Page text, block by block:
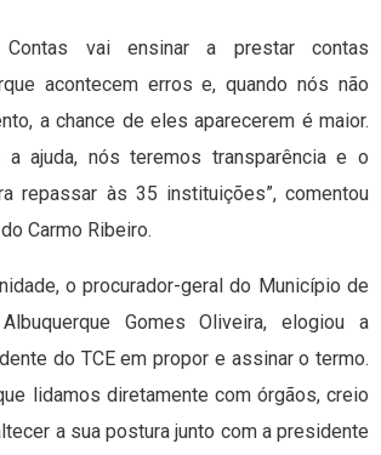
Contas vai ensinar a prestar contas
acontecem erros e, quando nós não
a chance de eles aparecerem é maior.
a ajuda, nós teremos transparência e o
repassar às 35 instituições”, comentou
Carmo Ribeiro.
o procurador-geral do Município de
Gomes Oliveira, elogiou a
do TCE em propor e assinar o termo.
lidamos diretamente com órgãos, creio
a sua postura junto com a presidente